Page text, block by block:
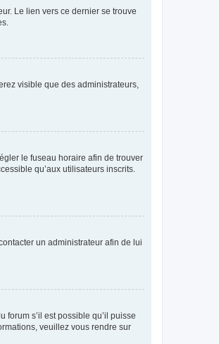
Le lien vers ce dernier se trouve
visible que des administrateurs,
le fuseau horaire afin de trouver
qu’aux utilisateurs inscrits.
un administrateur afin de lui
s’il est possible qu’il puisse
veuillez vous rendre sur